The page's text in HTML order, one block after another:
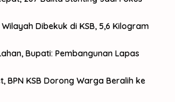
Dibekuk di KSB, 5,6 Kilogram
Bupati: Pembangunan Lapas
BPN KSB Dorong Warga Beralih ke